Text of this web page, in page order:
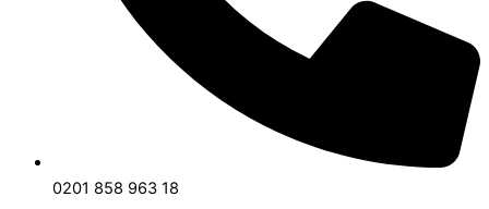
0201 858 963 18